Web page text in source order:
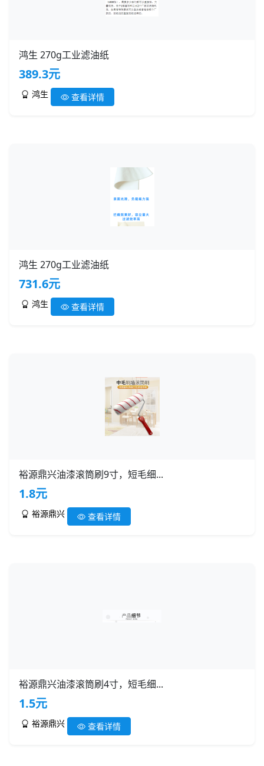
鸿生 270g工业滤油纸
389.3元
鸿生 查看详情
鸿生 270g工业滤油纸
731.6元
鸿生 查看详情
裕源鼎兴油漆滚筒刷9寸，短毛细...
1.8元
裕源鼎兴 查看详情
裕源鼎兴油漆滚筒刷4寸，短毛细...
1.5元
裕源鼎兴 查看详情